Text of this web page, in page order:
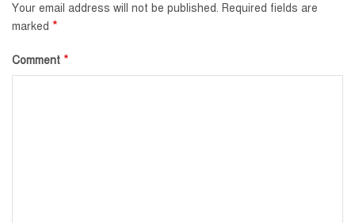
Your email address will not be published. Required fields are
marked *
Comment *